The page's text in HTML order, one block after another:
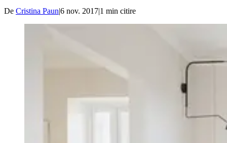
De Cristina Paun|6 nov. 2017|1 min citire